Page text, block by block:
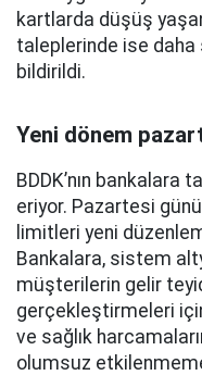
kartlarda düşüş
taleplerinde ise daha
bildirildi.
Yeni dönem
BDDK’nın bankalara
eriyor. Pazartesi
limitleri yeni
Bankalara, sistem
müşterilerin gelir
gerçekleştirmeleri
ve sağlık
olumsuz